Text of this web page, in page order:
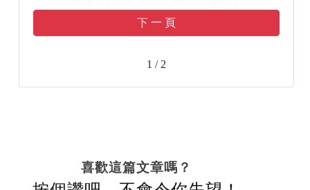
下 一 頁
1 / 2
喜歡這篇文章嗎？